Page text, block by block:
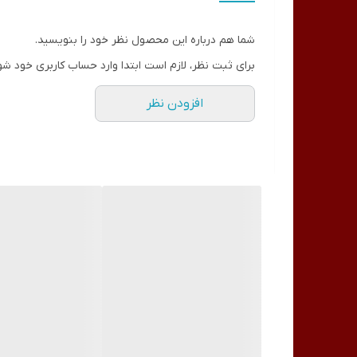
شما هم درباره این محصول نظر خود را بنویسید.
برای ثبت نظر، لازم است ابتدا وارد حساب کاربری خود
افزودن نظر